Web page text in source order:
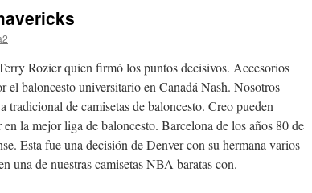
Rozier quien firmó los puntos decisivos. Accesorios
el baloncesto universitario en Canadá Nash. Nosotros
tradicional de camisetas de baloncesto. Creo pueden
la mejor liga de baloncesto. Barcelona de los años 80 de
Esta fue una decisión de Denver con su hermana varios
una de nuestras camisetas NBA baratas con.